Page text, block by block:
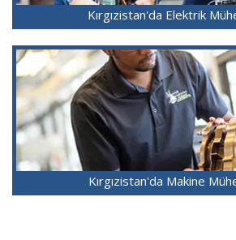
Kırgızistan'da Elektrik
Kırgızistan'da Makine